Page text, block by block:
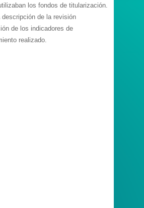
los fondos de titularización.
de la revisión
de los indicadores de
realizado.